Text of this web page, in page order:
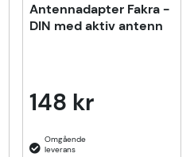
Antennadapter Fakra -
DIN med aktiv antenn
148 kr